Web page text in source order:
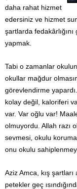
daha rahat hizmet
edersiniz ve hizmet
şartlarda
yapmak.
Tabi o zamanlar
okullar mağdur
görevlendirme
kolay değil, kaloriferi
var. Var oğlu var!
olmuyordu. Allah razı
sevmesi, okulu
onu okulu
Aziz Amca, kış
petekler geç